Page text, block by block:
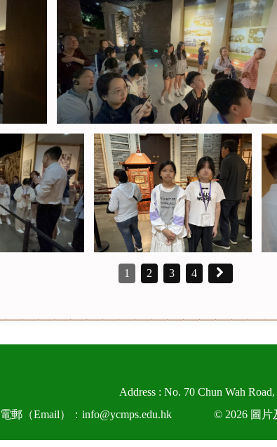
1 2 3 4
Address : No. 70 Chun Wah
電郵（Email）：info@ycmps.edu.hk © 2026 圖片